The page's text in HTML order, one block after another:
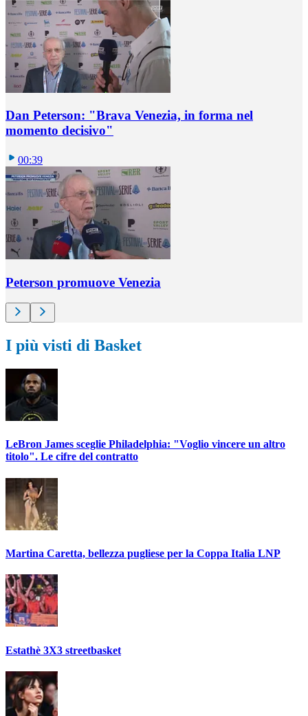
Dan Peterson: "Brava Venezia, in forma nel
momento decisivo"
00:39
Peterson promuove Venezia
I più visti di Basket
LeBron James sceglie Philadelphia: "Voglio vincere un altro
titolo". Le cifre del contratto
Martina Caretta, bellezza pugliese per la Coppa Italia LNP
Estathè 3X3 streetbasket